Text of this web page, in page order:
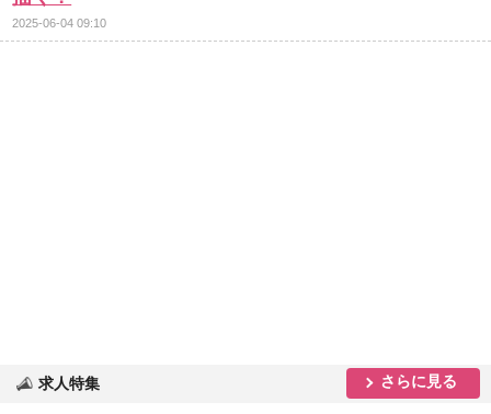
2025-06-04 09:10
求人特集 さらに見る